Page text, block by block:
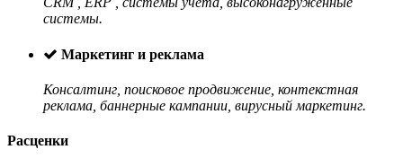
системы.
Маркетинг и реклама
Консалтинг, поисковое продвижение, контекстная
реклама, баннерные кампании, вирусный маркетинг.
Расценки